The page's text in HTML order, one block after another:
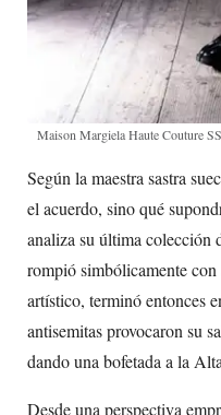
Maison Margiela Haute Couture
Según la maestra sastra
el acuerdo, sino qué
analiza su última colección
rompió simbólicamente
artístico, terminó entonces
antisemitas provocaron su
dando una bofetada a la
Desde una perspectiva